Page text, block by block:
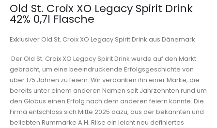
Old St. Croix XO Legacy Spirit Drink
42% 0,7l Flasche
Exklusiver Old St. Croix XO Legacy Spirit Drink aus Dänemark
Der Old St. Croix XO Legacy Spirit Drink wurde auf den Markt
gebracht, um eine beeindruckende Erfolgsgeschichte von
über 175 Jahren zu feiern. Wir verdanken ihn einer Marke, die
bereits unter einem anderen Namen seit Jahrzehnten rund um
den Globus einen Erfolg nach dem anderen feiern konnte. Die
Firma entschloss sich Mitte 2025 dazu, aus der bekannten und
beliebten Rummarke A.H. Riise ein leicht neu definiertes